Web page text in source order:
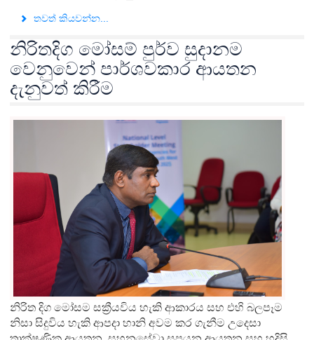
තවත් කියවන්න...
නිරිතදිග මෝසම් පුර්ව සුදානම
වෙනුවෙන් පාර්ශවකාර ආයතන
දැනුවත් කිරීම
නිරිත දිග මෝසම සක්‍රීයවිය හැකි ආකාරය සහ එහි බලපෑම
නිසා සිදුවිය හැකි ආපදා හානි අවම කර ගැනීම උදෙසා